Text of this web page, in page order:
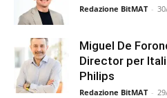
Redazione BitMAT -
Miguel De
Director per
Philips
Redazione BitMAT -